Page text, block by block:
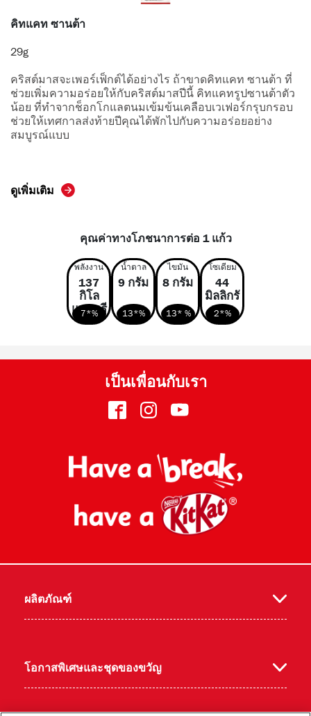
คิทแคท ซานต้า
29g
คริสต์มาสจะเพอร์เฟ็กต์ได้อย่างไร ถ้าขาดคิทแคท ซานต้า ที่
ช่วยเพิ่มความอร่อยให้กับคริสต์มาสปีนี้ คิทแคทรูปซานต้าตัว
น้อย ที่ทำจากช็อกโกแลตนมเข้มข้นเคลือบเวเฟอร์กรุบกรอบ
ช่วยให้เทศกาลส่งท้ายปีคุณได้พักไปกับความอร่อยอย่าง
สมบูรณ์แบบ
ดูเพิ่มเติม
คุณค่าทางโภชนาการต่อ 1 แก้ว
พลังงาน
137
กิโล
แคลอรี
7*%
น้ำตาล
9 กรัม
13*%
ไขมัน
8 กรัม
13* %
โซเดียม
44
มิลลิกรั
ม
2*%
เป็นเพื่อนกับเรา
เฟส อินส ยูทูป
ผลิตภัณฑ์
โอกาสพิเศษและชุดของขวัญ